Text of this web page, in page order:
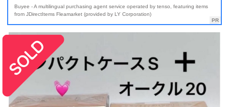
Buyee - A multilingual purchasing agent service operated by tenso, featuring items
from JDirectItems Fleamarket (provided by LY Corporation)